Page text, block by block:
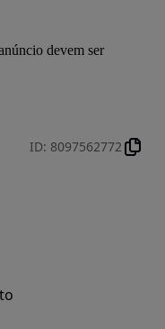
devem ser
ID: 8097562772